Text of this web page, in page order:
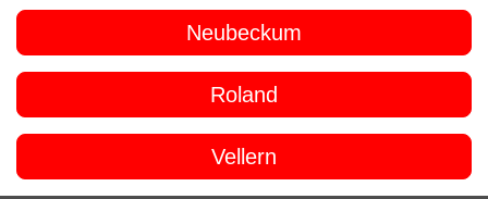
Neubeckum
Roland
Vellern